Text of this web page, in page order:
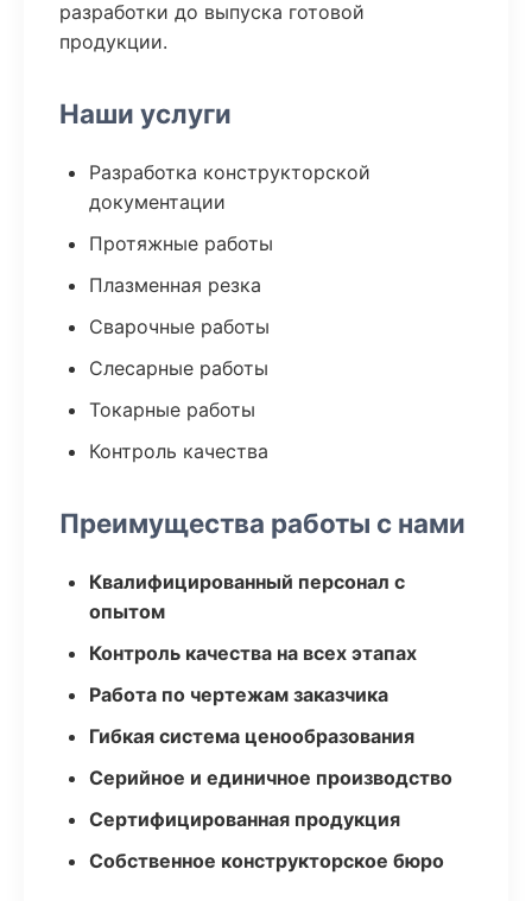
разработки до выпуска готовой
продукции.
Наши услуги
Разработка конструкторской
документации
Протяжные работы
Плазменная резка
Сварочные работы
Слесарные работы
Токарные работы
Контроль качества
Преимущества работы с нами
Квалифицированный персонал с
опытом
Контроль качества на всех этапах
Работа по чертежам заказчика
Гибкая система ценообразования
Серийное и единичное производство
Сертифицированная продукция
Собственное конструкторское бюро